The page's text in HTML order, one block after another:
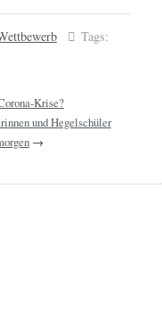
Tags:
Krise?
und Hegelschüler
→